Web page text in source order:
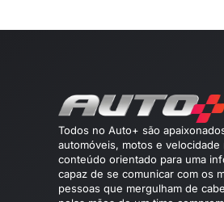
Todos no Auto+ são
automóveis, motos e
conteúdo orientado para uma
capaz de se comunicar com os
pessoas que mergulham de